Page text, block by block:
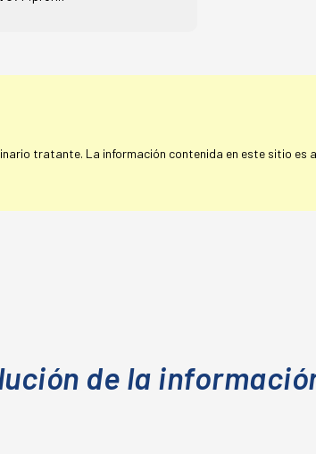
tratante. La información contenida en este sitio es
de la